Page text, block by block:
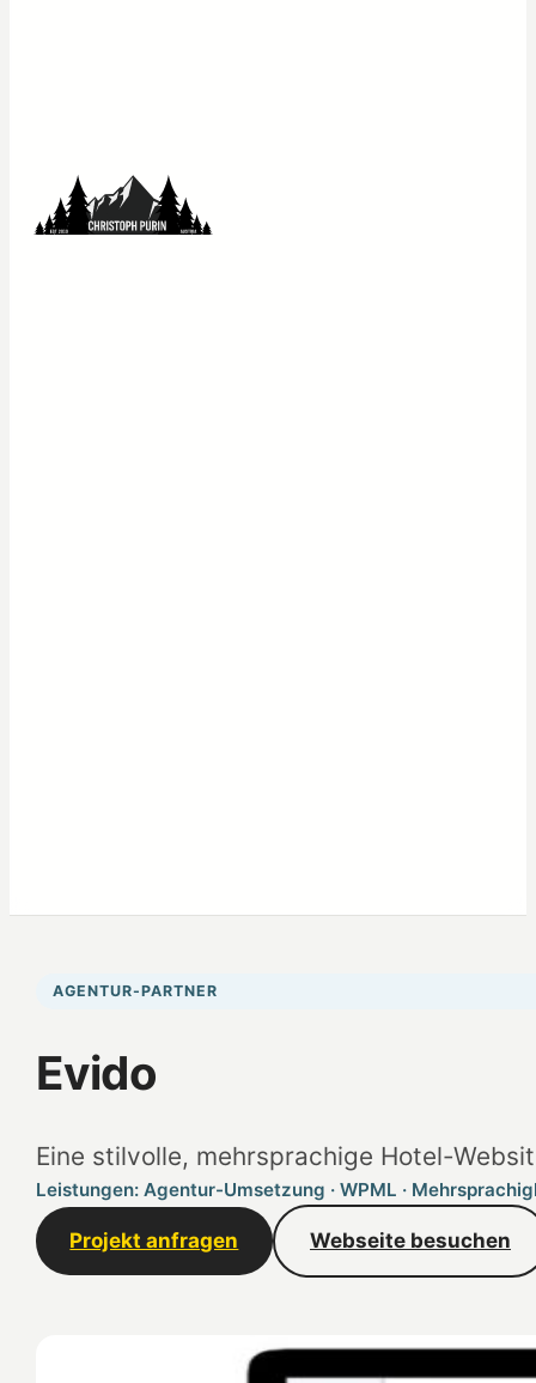
AGENTUR-PARTNER
Evido
Eine stilvolle, mehrsprachige Hotel-
Leistungen: Agentur-Umsetzung · WPML ·
Projekt anfragen Webseite besuchen